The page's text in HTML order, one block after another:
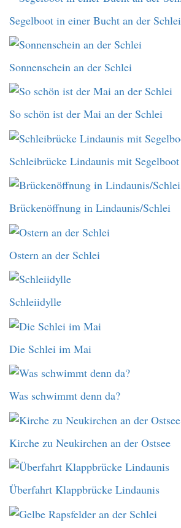
Segelboot in einer Bucht an der Schlei
Sonnenschein an der Schlei
So schön ist der Mai an der Schlei
Schleibrücke Lindaunis mit Segelboot
Brückenöffnung in Lindaunis/Schlei
Ostern an der Schlei
Schleiidylle
Die Schlei im Mai
Was schwimmt denn da?
Kirche zu Neukirchen an der Ostsee
Überfahrt Klappbrücke Lindaunis